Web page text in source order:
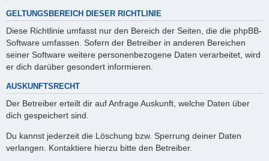
GELTUNGSBEREICH DIESER RICHTLINIE
Diese Richtlinie umfasst nur den Bereich der Seiten, die die phpBB-
Software umfassen. Sofern der Betreiber in anderen Bereichen
seiner Software weitere personenbezogene Daten verarbeitet, wird
er dich darüber gesondert informieren.
AUSKUNFTSRECHT
Der Betreiber erteilt dir auf Anfrage Auskunft, welche Daten über
dich gespeichert sind.
Du kannst jederzeit die Löschung bzw. Sperrung deiner Daten
verlangen. Kontaktiere hierzu bitte den Betreiber.